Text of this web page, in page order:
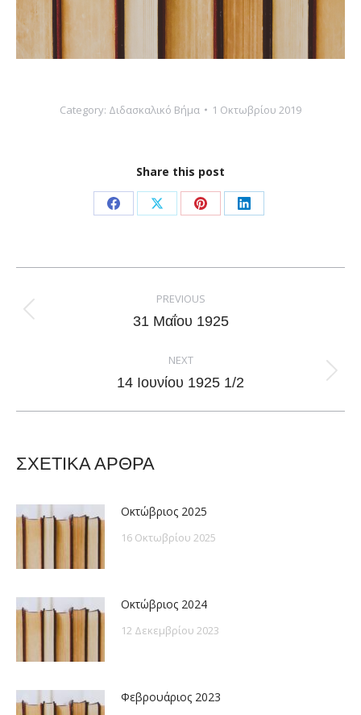
Category: Διδασκαλικό Βήμα 1 Οκτωβρίου 2019
Share this post
Share
Facebook
Share
X
Share
Pinterest
Share
LinkedIn
navigation
PREVIOUS
Previous
31 Μαΐου 1925
NEXT
Next
14 Ιουνίου 1925 1/2
ΣΧΕΤΙΚΑ ΑΡΘΡΑ
Οκτώβριος 2025
16 Οκτωβρίου 2025
Οκτώβριος 2024
12 Δεκεμβρίου 2023
Φεβρουάριος 2023